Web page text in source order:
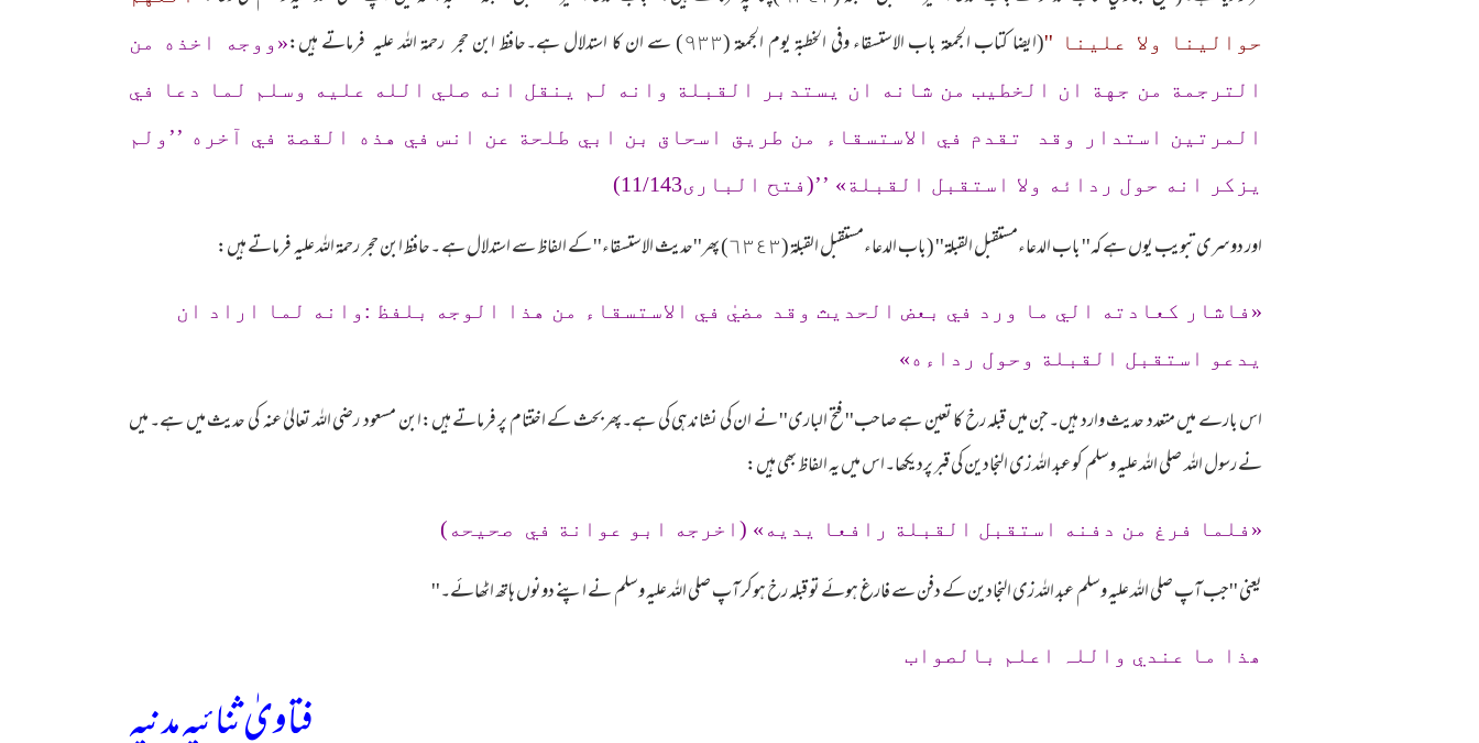
حوالينا ولا علينا ''(ايضا كتاب الجمعة باب الاستسقاء وفي الخطبة يوم الجمعة (٩٣٣) سے ان کا استدلال ہے۔حافظ ابن حجر رحمۃ اللہ علیہ فرماتے ہیں:
«ووجه اخذه من
الترجمة من جهة ان الخطيب من شانه ان يستدبر القبلة وانه لم ينقل انه صلي الله عليه وسلم لما دعا في
المرتين استدار وقد تقدم في الاستسقاء من طريق اسحاق بن ابي طلحة عن انس في هذه القصة في آخره ’’ولم
يزكر انه حول ردائه ولا استقبل القبلة» ’’(فتح الباری11/143)
اور دوسری تبویب یوں ہے کہ'' باب الدعاءمستقبل القبلة'' (باب الدعاءمستقبل القبلة (٦٣٤٣) پھر''حدیث الاستسقاء'' کے الفاظ سے استدلال ہے ۔حافظ ابن حجر رحمۃ اللہ علیہ فرماتے ہیں:
«فاشار كعادته الي ما ورد في بعض الحديث وقد مضيٰ في الاستسقاء من هذا الوجه بلفظ :وانه لما اراد ان
يدعو استقبل القبلة وحول رداءه»
اس بارے میں متعدد حدیث وارد ہیں۔جن میں قبلہ رخ کا تعین ہے صاحب'' فتح الباری'' نے ان کی نشاندہی کی ہے۔پھر بحث کے اختتام پر فرماتے ہیں:ابن مسعود رضی اللہ تعالیٰ عنہ کی حدیث میں ہے۔ میں
نے رسول اللہ صلی اللہ علیہ وسلم کو عبد اللہ زی النجادین کی قبر پردیکھا۔اس میں یہ الفاظ بھی ہیں:
«فلما فرغ من دفنه استقبل القبلة رافعا يديه» (اخرجه ابو عوانة في صحيحه)
یعنی ''جب آپ صلی اللہ علیہ وسلم عبد اللہ زی النجادین کے دفن سے فارغ ہوئے تو قبلہ رخ ہوکر آپ صلی اللہ علیہ وسلم نے اپنے دونوں ہاتھ اٹھائے۔''
ھذا ما عندي واللہ اعلم بالصواب
فتاویٰ ثنائیہ مدنیہ